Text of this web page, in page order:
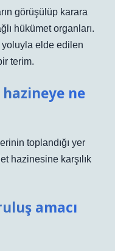
görüşülüp karara
hükümet organları.
elde edilen
terim.
ne
toplandığı yer
hazinesine karşılık
amacı